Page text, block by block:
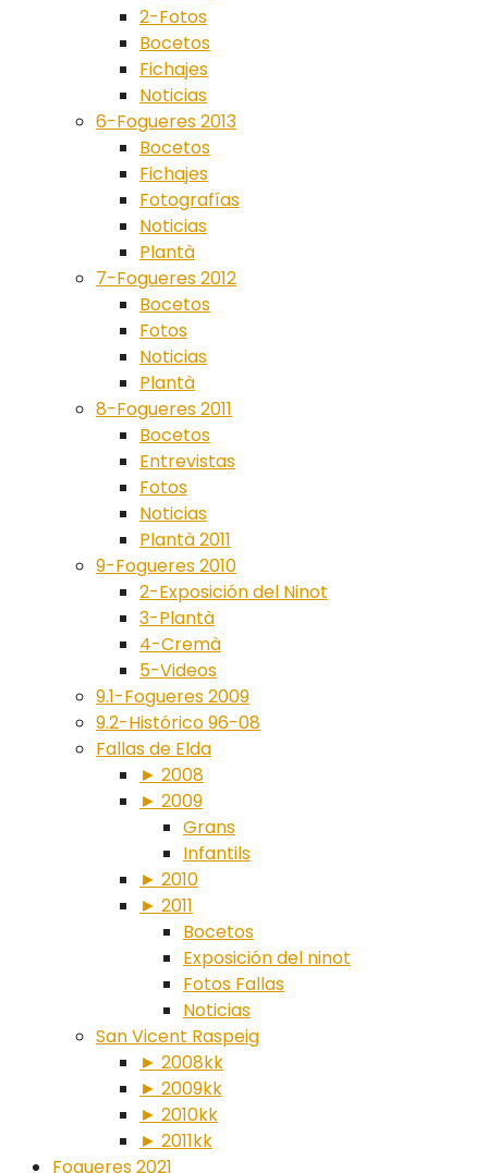
2-Fotos
Bocetos
Fichajes
Noticias
6-Fogueres 2013
Bocetos
Fichajes
Fotografías
Noticias
Plantà
7-Fogueres 2012
Bocetos
Fotos
Noticias
Plantà
8-Fogueres 2011
Bocetos
Entrevistas
Fotos
Noticias
Plantà 2011
9-Fogueres 2010
2-Exposición del Ninot
3-Plantà
4-Cremà
5-Videos
9.1-Fogueres 2009
9.2-Histórico 96-08
Fallas de Elda
► 2008
► 2009
Grans
Infantils
► 2010
► 2011
Bocetos
Exposición del ninot
Fotos Fallas
Noticias
San Vicent Raspeig
► 2008kk
► 2009kk
► 2010kk
► 2011kk
Fogueres 2021